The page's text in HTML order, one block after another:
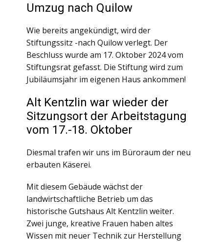
Umzug nach Quilow
Wie bereits angekündigt, wird der
Stiftungssitz -nach Quilow verlegt. Der
Beschluss wurde am 17. Oktober 2024 vom
Stiftungsrat gefasst. Die Stiftung wird zum
Jubiläumsjahr im eigenen Haus ankommen!
Alt Kentzlin war wieder der
Sitzungsort der Arbeitstagung
vom 17.-18. Oktober
Diesmal trafen wir uns im Büroraum der neu
erbauten Käserei.
Mit diesem Gebäude wächst der
landwirtschaftliche Betrieb um das
historische Gutshaus Alt Kentzlin weiter.
Zwei junge, kreative Frauen haben altes
Wissen mit neuer Technik zur Herstellung